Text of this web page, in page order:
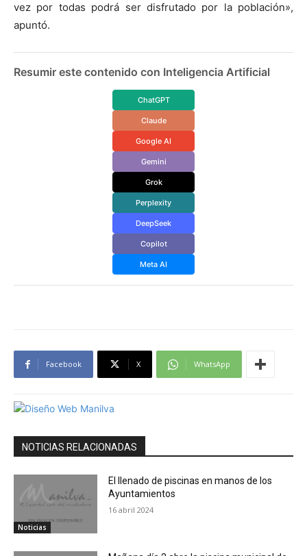
vez por todas podrá ser disfrutado por la población»,
apuntó.
Resumir este contenido con Inteligencia Artificial
ChatGPT
Claude
Google AI
Gemini
Grok
Perplexity
DeepSeek
Copilot
Meta AI
Facebook X WhatsApp
NOTICIAS RELACIONADAS
Noticias
El llenado de piscinas en manos de los
Ayuntamientos
16 abril 2024